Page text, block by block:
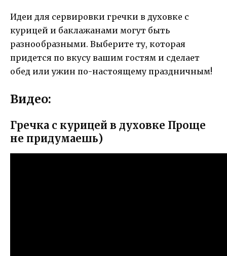
Идеи для сервировки гречки в духовке с
курицей и баклажанами могут быть
разнообразными. Выберите ту, которая
придется по вкусу вашим гостям и сделает
обед или ужин по-настоящему праздничным!
Видео:
Гречка с курицей в духовке Проще
не придумаешь)